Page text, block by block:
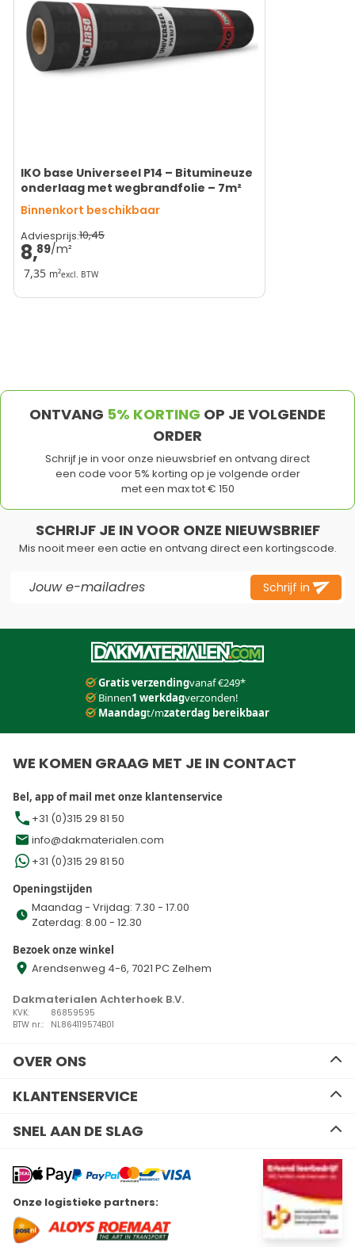
IKO base Universeel P14 – Bitumineuze
onderlaag met wegbrandfolie – 7m²
Binnenkort beschikbaar
Adviesprijs:10,45
8,89
7,35 m²excl. BTW
ONTVANG 5% KORTING OP JE VOLGENDE
ORDER
Schrijf je in voor onze nieuwsbrief en ontvang direct
een code voor 5% korting op je volgende order
met een max tot € 150
SCHRIJF JE IN VOOR ONZE NIEUWSBRIEF
Mis nooit meer een actie en ontvang direct een kortingscode.
Schrijf in
Gratis verzendingvanaf €249*
Binnen1 werkdagverzonden!
Maandagt/mzaterdag bereikbaar
WE KOMEN GRAAG MET JE IN CONTACT
Bel, app of mail met onze klantenservice
+31 (0)315 29 81 50
info@dakmaterialen.com
+31 (0)315 29 81 50
Openingstijden
Maandag - Vrijdag: 7.30 - 17.00
Zaterdag: 8.00 - 12.30
Bezoek onze winkel
Arendsenweg 4-6, 7021 PC Zelhem
Dakmaterialen Achterhoek B.V.
KVK:
86859595
BTW nr.:
NL864119574B01
OVER ONS
Ons team
Advies
Disclaimer
LinkedinFacebookYoutubeInstagram
KLANTENSERVICE
Zakelijk bestellen
Verzenden en retourneren
Betalen
SNEL AAN DE SLAG
Resitrix dakbedekking
Hertalan dakbedekking
Bitumen dakbedekking
Kunststof dakbedekking
Plat dak Isolatie
Onze logistieke partners: